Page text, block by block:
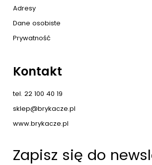
Adresy
Dane osobiste
Prywatność
Kontakt
tel. 22 100 40 19
sklep@brykacze.pl
www.brykacze.pl
Zapisz się do